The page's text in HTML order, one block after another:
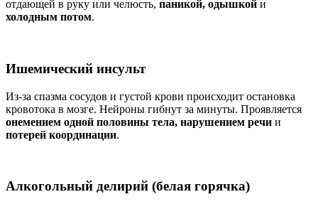
отдающей в руку или челюсть, паникой, одышкой и
холодным потом.
Ишемический инсульт
Из-за спазма сосудов и густой крови происходит остановка
кровотока в мозге. Нейроны гибнут за минуты. Проявляется
онемением одной половины тела, нарушением речи и
потерей координации.
Алкогольный делирий (белая горячка)